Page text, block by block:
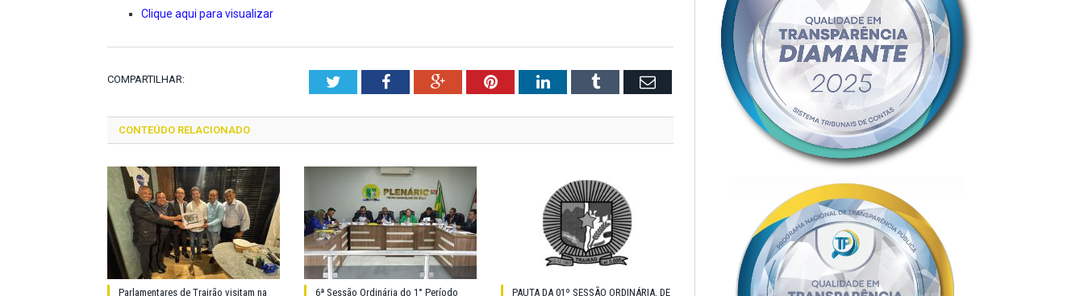
Clique aqui para visualizar
COMPARTILHAR: TwitterFacebookGoogle+PinterestLinkedInTumblr Email
CONTEÚDO RELACIONADO
Parlamentares de Trairão visitam na
6ª Sessão Ordinária do 1° Período
PAUTA DA 01º SESSÃO ORDINÁRIA, DE